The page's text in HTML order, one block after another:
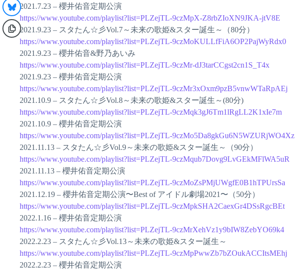
2021.7.23 – 櫻井佑音定期公演
https://www.youtube.com/playlist?list=PLZejTL-9czMpX-Z8rbZIoXN9JKA-jtV8E
2021.9.23 – スタたん☆彡Vol.7～未来の歌姫&スター誕生～（80分）
https://www.youtube.com/playlist?list=PLZejTL-9czMoKULLfFiA6OP2PajWyRdx0
2021.9.23 – 櫻井佑音&野乃あいみ
https://www.youtube.com/playlist?list=PLZejTL-9czMr-dJ3tarCCgst2cn1S_T4x
2021.9.23 – 櫻井佑音定期公演
https://www.youtube.com/playlist?list=PLZejTL-9czMr3xOxm9pzB5vnwWTaRpAEj
2021.10.9 – スタたん☆彡Vol.8～未来の歌姫&スター誕生～(80分)
https://www.youtube.com/playlist?list=PLZejTL-9czMqk3gJ6Tm1lRgLL2K1xIe7m
2021.10.9 – 櫻井佑音定期公演
https://www.youtube.com/playlist?list=PLZejTL-9czMo5Da8gkGu6N5WZURjWO4Xz
2021.11.13 – スタたん☆彡Vol.9～未来の歌姫&スター誕生～（90分）
https://www.youtube.com/playlist?list=PLZejTL-9czMqub7Dovg9LvGEkMFlWA5uR
2021.11.13 – 櫻井佑音定期公演
https://www.youtube.com/playlist?list=PLZejTL-9czMoZsPMjUWgfE0B1hTPUrsSa
2021.12.19 – 櫻井佑音定期公演〜Best of アイドル劇場2021〜（50分）
https://www.youtube.com/playlist?list=PLZejTL-9czMpkSHA2CaexGr4DSsRgcBEt
2022.1.16 – 櫻井佑音定期公演
https://www.youtube.com/playlist?list=PLZejTL-9czMrXehVz1y9bIW8ZebYO69k4
2022.2.23 – スタたん☆彡Vol.13～未来の歌姫&スター誕生～
https://www.youtube.com/playlist?list=PLZejTL-9czMpPwwZb7bZOukACCItsMEhj
2022.2.23 – 櫻井佑音定期公演